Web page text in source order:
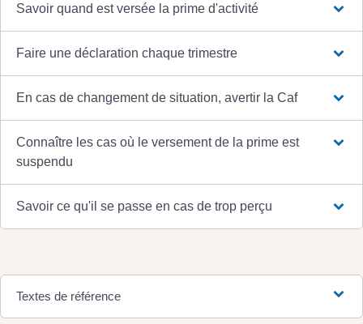
Savoir quand est versée la prime d'activité
Faire une déclaration chaque trimestre
En cas de changement de situation, avertir la Caf
Connaître les cas où le versement de la prime est
suspendu
Savoir ce qu'il se passe en cas de trop perçu
Textes de référence